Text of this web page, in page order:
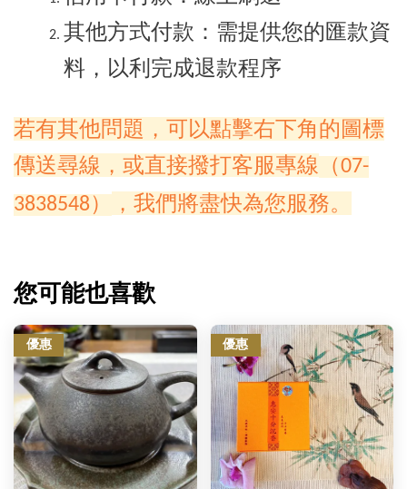
其他方式付款：需提供您的匯款資
料，以利完成退款程序
若有其他問題，可以點擊右下角的圖標
傳送尋線，或直接撥打客服專線 （07-
3838548）
，我們將盡快為您服務。
您可能也喜歡
優惠 優惠